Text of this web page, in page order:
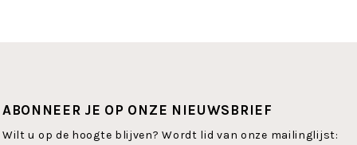
ABONNEER JE OP ONZE NIEUWSBRIEF
Wilt u op de hoogte blijven? Wordt lid van onze mailinglijst: